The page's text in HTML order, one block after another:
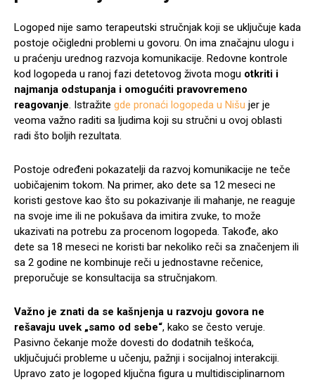
Logoped nije samo terapeutski stručnjak koji se uključuje kada
postoje očigledni problemi u govoru. On ima značajnu ulogu i
u praćenju urednog razvoja komunikacije. Redovne kontrole
kod logopeda u ranoj fazi detetovog života mogu otkriti i
najmanja odstupanja i omogućiti pravovremeno
reagovanje. Istražite gde pronaći logopeda u Nišu jer je
veoma važno raditi sa ljudima koji su stručni u ovoj oblasti
radi što boljih rezultata.
Postoje određeni pokazatelji da razvoj komunikacije ne teče
uobičajenim tokom. Na primer, ako dete sa 12 meseci ne
koristi gestove kao što su pokazivanje ili mahanje, ne reaguje
na svoje ime ili ne pokušava da imitira zvuke, to može
ukazivati na potrebu za procenom logopeda. Takođe, ako
dete sa 18 meseci ne koristi bar nekoliko reči sa značenjem ili
sa 2 godine ne kombinuje reči u jednostavne rečenice,
preporučuje se konsultacija sa stručnjakom.
Važno je znati da se kašnjenja u razvoju govora ne
rešavaju uvek „samo od sebe“, kako se često veruje.
Pasivno čekanje može dovesti do dodatnih teškoća,
uključujući probleme u učenju, pažnji i socijalnoj interakciji.
Upravo zato je logoped ključna figura u multidisciplinarnom